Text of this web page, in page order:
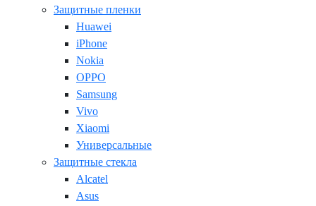
Защитные пленки
Huawei
iPhone
Nokia
OPPO
Samsung
Vivo
Xiaomi
Универсальные
Защитные стекла
Alcatel
Asus